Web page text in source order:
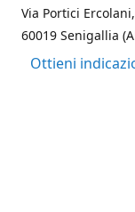
Via Portici
60019 Senigallia
Ottieni